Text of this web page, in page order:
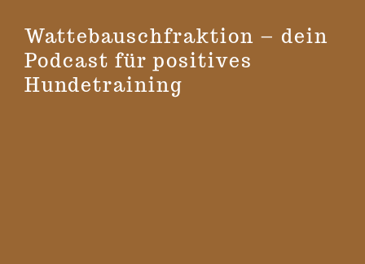
Wattebauschfraktion – dein
Podcast für positives
Hundetraining